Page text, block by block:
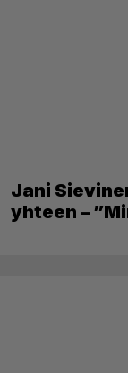
Jani
yhteen –